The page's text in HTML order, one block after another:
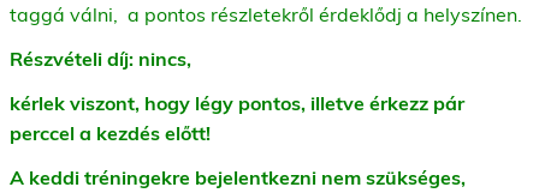
taggá válni, a pontos részletekről érdeklődj a helyszínen.
Részvételi díj: nincs,
kérlek viszont, hogy légy pontos, illetve érkezz pár
perccel a kezdés előtt!
A keddi tréningekre bejelentkezni nem szükséges,